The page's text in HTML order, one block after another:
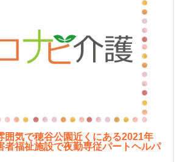
囲気で穂谷公園近くにある2021年
者福祉施設で夜勤専従パートヘルパ